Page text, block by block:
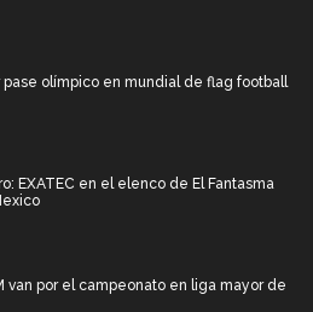
pase olímpico en mundial de flag football
EXATEC en el elenco de El Fantasma
van por el campeonato en liga mayor de